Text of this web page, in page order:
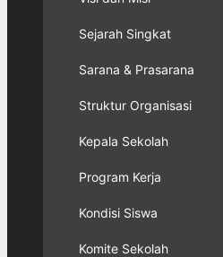
Sejarah Singkat
Sarana & Prasarana
Struktur Organisasi
Kepala Sekolah
Program Kerja
Kondisi Siswa
Komite Sekolah